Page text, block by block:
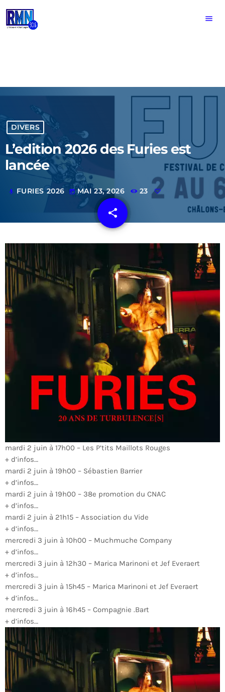
menu
DIVERS
L’edition 2026 des Furies est
lancée
mic FURIES 2026 today MAI 23, 2026 23
share
email
mardi 2 juin à 17h00 – Les P’tits Maillots Rouges
+ d’infos…
mardi 2 juin à 19h00 – Sébastien Barrier
+ d’infos…
mardi 2 juin à 19h00 – 38e promotion du CNAC
+ d’infos…
mardi 2 juin à 21h15 – Association du Vide
+ d’infos…
mercredi 3 juin à 10h00 – Muchmuche Company
+ d’infos…
mercredi 3 juin à 12h30 – Marica Marinoni et Jef Everaert
+ d’infos…
mercredi 3 juin à 15h45 – Marica Marinoni et Jef Everaert
+ d’infos…
mercredi 3 juin à 16h45 – Compagnie .Bart
+ d’infos…